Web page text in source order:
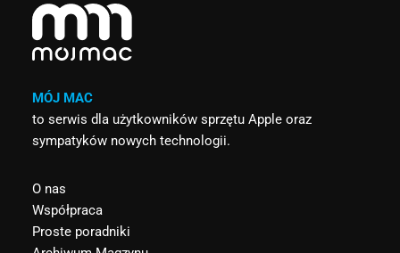
MÓJ MAC
to serwis dla użytkowników sprzętu Apple oraz
sympatyków nowych technologii.
O nas
Współpraca
Proste poradniki